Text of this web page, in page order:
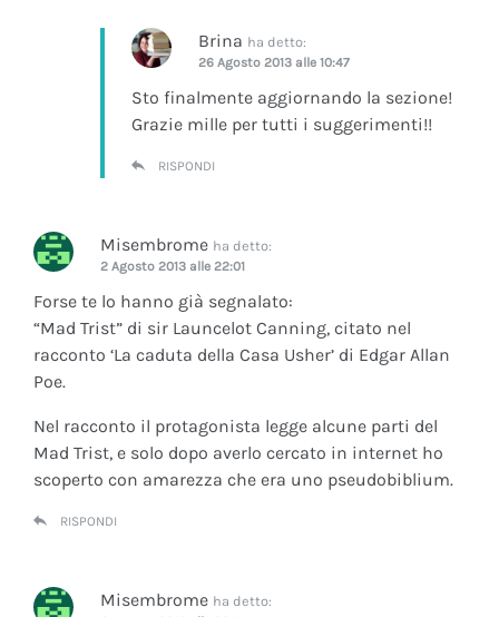
Brina ha detto:
26 Agosto 2013 alle 10:47
Sto finalmente aggiornando la sezione!
Grazie mille per tutti i suggerimenti!!
RISPONDI
Misembrome ha detto:
2 Agosto 2013 alle 22:01
Forse te lo hanno già segnalato:
“Mad Trist” di sir Launcelot Canning, citato nel
racconto ‘La caduta della Casa Usher’ di Edgar Allan
Poe.
Nel racconto il protagonista legge alcune parti del
Mad Trist, e solo dopo averlo cercato in internet ho
scoperto con amarezza che era uno pseudobiblium.
RISPONDI
Misembrome ha detto: